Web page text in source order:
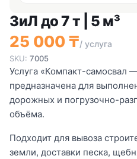
ЗиЛ до 7 т | 5 м³
25 000 ₸/ услуга
SKU: 7005
Услуга «Компакт-самосвал
предназначена для
дорожных и погрузочно-
объёма.
Подходит для вывоза
земли, доставки песка,